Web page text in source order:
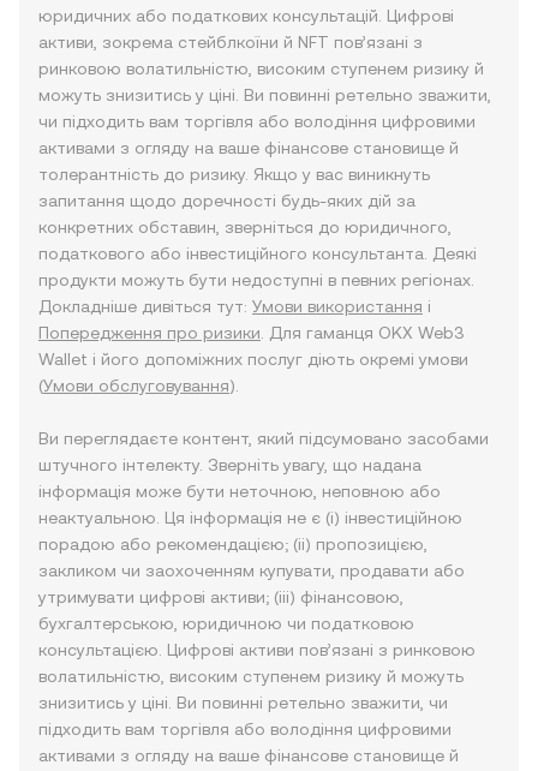
юридичних або податкових консультацій. Цифрові
активи, зокрема стейблкоїни й NFT пов’язані з
ринковою волатильністю, високим ступенем ризику й
можуть знизитись у ціні. Ви повинні ретельно зважити,
чи підходить вам торгівля або володіння цифровими
активами з огляду на ваше фінансове становище й
толерантність до ризику. Якщо у вас виникнуть
запитання щодо доречності будь-яких дій за
конкретних обставин, зверніться до юридичного,
податкового або інвестиційного консультанта. Деякі
продукти можуть бути недоступні в певних регіонах.
Докладніше дивіться тут: Умови використання і
Попередження про ризики . Для гаманця OKX Web3
Wallet і його допоміжних послуг діють окремі умови
(Умови обслуговування).
Ви переглядаєте контент, який підсумовано засобами
штучного інтелекту. Зверніть увагу, що надана
інформація може бути неточною, неповною або
неактуальною. Ця інформація не є (i) інвестиційною
порадою або рекомендацією; (ii) пропозицією,
закликом чи заохоченням купувати, продавати або
утримувати цифрові активи; (iii) фінансовою,
бухгалтерською, юридичною чи податковою
консультацією. Цифрові активи пов’язані з ринковою
волатильністю, високим ступенем ризику й можуть
знизитись у ціні. Ви повинні ретельно зважити, чи
підходить вам торгівля або володіння цифровими
активами з огляду на ваше фінансове становище й